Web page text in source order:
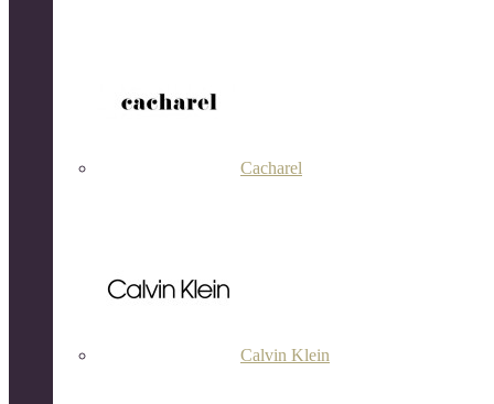
Cacharel
Calvin Klein